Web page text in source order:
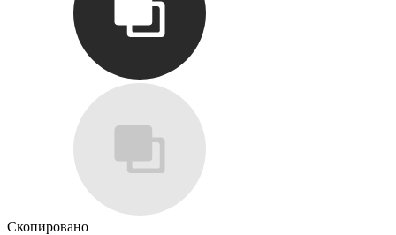
Скопировано